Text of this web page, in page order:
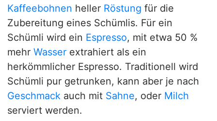
Kaffeebohnen heller Röstung für die
Zubereitung eines Schümlis. Für ein
Schümli wird ein Espresso, mit etwa 50 %
mehr Wasser extrahiert als ein
herkömmlicher Espresso. Traditionell wird
Schümli pur getrunken, kann aber je nach
Geschmack auch mit Sahne, oder Milch
serviert werden.